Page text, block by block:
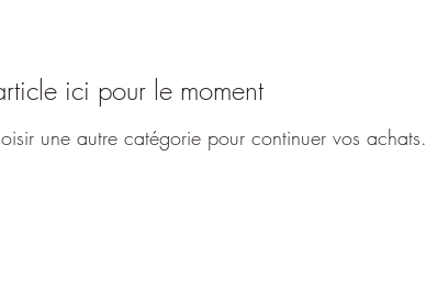
ici pour le moment
une autre catégorie pour continuer vos achats.